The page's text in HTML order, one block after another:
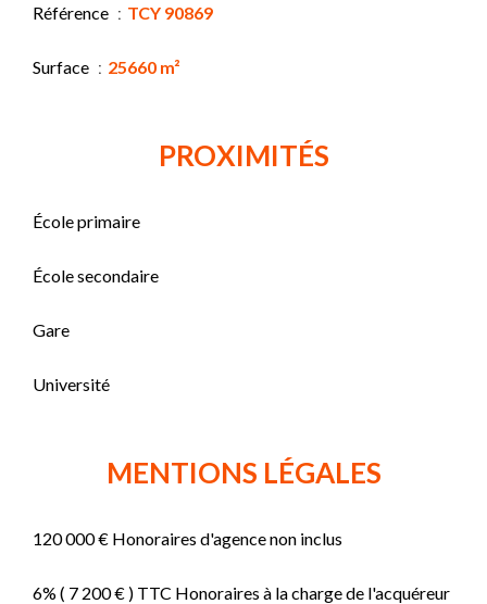
Référence TCY 90869
Surface 25660 m²
PROXIMITÉS
École primaire
École secondaire
Gare
Université
MENTIONS LÉGALES
120 000 € Honoraires d'agence non inclus
6% ( 7 200 € ) TTC Honoraires à la charge de l'acquéreur